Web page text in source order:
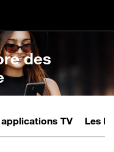
des
applications TV Les